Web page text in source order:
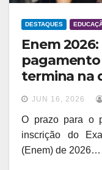
DESTAQUES
Enem
pagamento
termina na
JUN 16, 2026
O prazo para o
inscrição do
(Enem) de 2026…